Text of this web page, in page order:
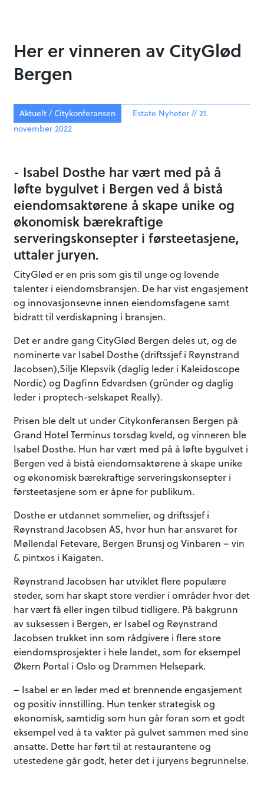
Her er vinneren av CityGlød
Bergen
Aktuelt / Citykonferansen
Estate Nyheter // 21.
november 2022
- Isabel Dosthe har vært med på å
løfte bygulvet i Bergen ved å bistå
eiendomsaktørene å skape unike og
økonomisk bærekraftige
serveringskonsepter i førsteetasjene,
uttaler juryen.
CityGlød er en pris som gis til unge og lovende
talenter i eiendomsbransjen. De har vist engasjement
og innovasjonsevne innen eiendomsfagene samt
bidratt til verdiskapning i bransjen.
Det er andre gang CityGlød Bergen deles ut, og de
nominerte var Isabel Dosthe (driftssjef i Røynstrand
Jacobsen),Silje Klepsvik (daglig leder i Kaleidoscope
Nordic) og Dagfinn Edvardsen (gründer og daglig
leder i proptech-selskapet Really).
Prisen ble delt ut under Citykonferansen Bergen på
Grand Hotel Terminus torsdag kveld, og vinneren ble
Isabel Dosthe. Hun har vært med på å løfte bygulvet i
Bergen ved å bistå eiendomsaktørene å skape unike
og økonomisk bærekraftige serveringskonsepter i
førsteetasjene som er åpne for publikum.
Dosthe er utdannet sommelier, og driftssjef i
Røynstrand Jacobsen AS, hvor hun har ansvaret for
Møllendal Fetevare, Bergen Brunsj og Vinbaren – vin
& pintxos i Kaigaten.
Røynstrand Jacobsen har utviklet flere populære
steder, som har skapt store verdier i områder hvor det
har vært få eller ingen tilbud tidligere. På bakgrunn
av suksessen i Bergen, er Isabel og Røynstrand
Jacobsen trukket inn som rådgivere i flere store
eiendomsprosjekter i hele landet, som for eksempel
Økern Portal i Oslo og Drammen Helsepark.
– Isabel er en leder med et brennende engasjement
og positiv innstilling. Hun tenker strategisk og
økonomisk, samtidig som hun går foran som et godt
eksempel ved å ta vakter på gulvet sammen med sine
ansatte. Dette har ført til at restaurantene og
utestedene går godt, heter det i juryens begrunnelse.
Ny App
fra
Estate Nyheter
Last ned appen her!
(husk tillat pushvarslinger)
Få siste eiendomsnytt
først!